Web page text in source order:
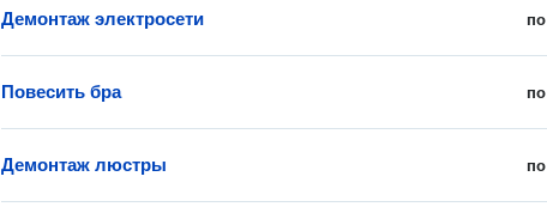
Демонтаж электросети
Повесить бра
Демонтаж люстры